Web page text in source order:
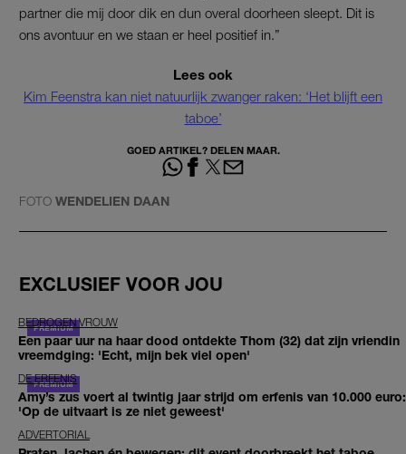
partner die mij door dik en dun overal doorheen sleept. Dit is
ons avontuur en we staan er heel positief in.”
Lees ook
Kim Feenstra kan niet natuurlijk zwanger raken: ‘Het blijft een
taboe’
GOED ARTIKEL? DELEN MAAR.
FOTO WENDELIEN DAAN
EXCLUSIEF VOOR JOU
BEDROGEN VROUW
Een paar uur na haar dood ontdekte Thom (32) dat zijn vriendin
vreemdging: 'Echt, mijn bek viel open'
DE ERFENIS
Amy’s zus voert al twintig jaar strijd om erfenis van 10.000 euro:
'Op de uitvaart is ze niet geweest'
ADVERTORIAL